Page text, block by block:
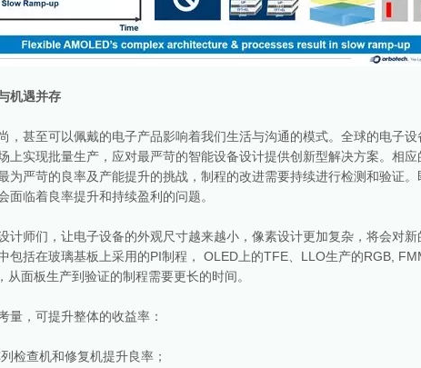
机遇并存
，甚至可以佩戴的电子产品影响着我们生活与沟通的模式。全球的电子
上实现批量生产，应对最严苛的智能设备设计提供创新型解决方案。相应
为严苛的良率及产能提升的挑战，制程的改进需要持续进行检测和验证。
面临着良率提升和持续盈利的问题。
计师们，让电子设备的外观尺寸越来越小，像素设计更加复杂，将会对新
包括在玻璃基板上采用的PI制程， OLED上的TFE、LLO生产的RGB,
从面板生产到验证的制程需要更长的时间。
量，可提升整体的收益率：
检查机和修复机提升良率；